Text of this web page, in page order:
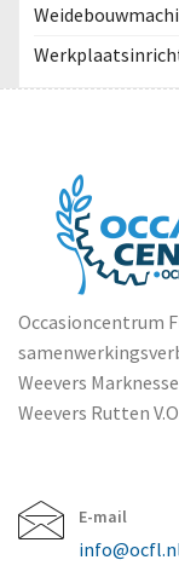
Occasioncentrum
Weevers
Weevers Rutten
E-mail